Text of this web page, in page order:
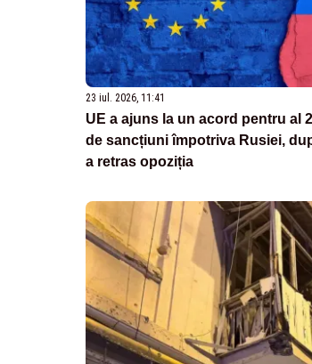
23 iul. 2026, 11:41
UE a ajuns la un acord pentru al
de sancțiuni împotriva Rusiei,
a retras opoziția